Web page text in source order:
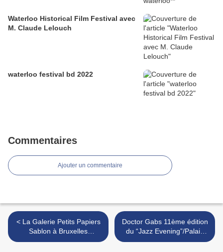
Waterloo Historical Film Festival avec
M. Claude Lelouch
waterloo festival bd 2022
Commentaires
Ajouter un commentaire
< La Galerie Petits Papiers
Sablon à Bruxelles
/EXPOSITION
Doctor Gabs 11ème édition
du “Jazz Evening”/Palais
des Beaux-Arts / bruxelles :